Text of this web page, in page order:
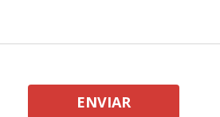
ENVIAR